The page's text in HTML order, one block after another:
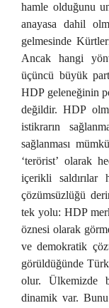
hamle olduğunu
anayasa dahil
gelmesinde
Ancak hangi
üçüncü büyük
HDP geleneğinin
değildir. HDP
istikrarın
sağlanması
‘terörist’ olarak
içerikli
çözümsüzlüğü
tek yolu: HDP
öznesi olarak
ve demokratik
görüldüğünde
olur. Ülkemizde
dinamik var.